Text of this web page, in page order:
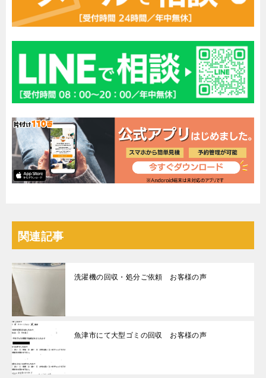
関連記事
洗濯機の回収・処分ご依頼 お客様の声
魚津市にて大型ゴミの回収 お客様の声